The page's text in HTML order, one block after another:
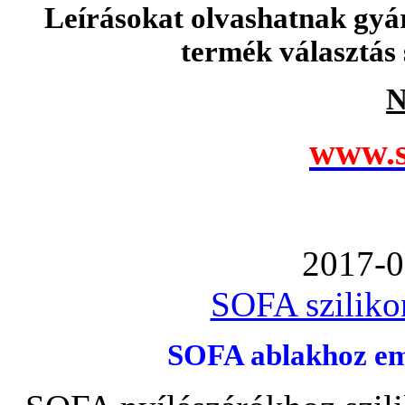
Leírásokat olvashatnak
termék
2017-
SOFA
SOFA ablakhoz